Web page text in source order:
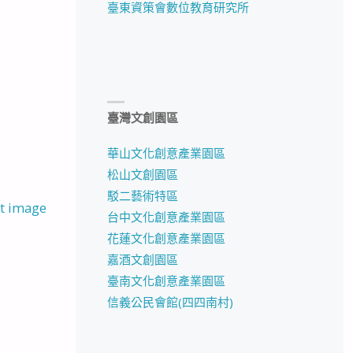
image
臺東資策會數位教育研究所
臺灣文創園區
華山文化創意產業園區
松山文創園區
駁二藝術特區
台中文化創意產業園區
花蓮文化創意產業園區
嘉酒文創園區
臺南文化創意產業園區
信義公民會館(四四南村)